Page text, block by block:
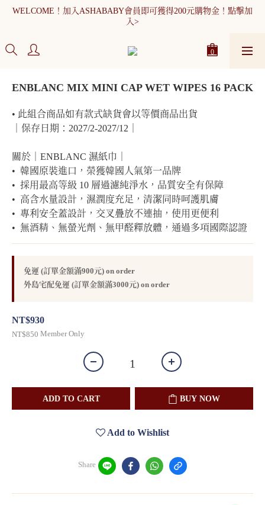
WELCOME！加入ASHABABY會員即可獲得200元購物金！點擊加
入>
全館消費滿900元免運
WELCOME！加入ASHABABY會員即可獲得200元購物金！點擊加
入>
ENBLANC MIX MINI CAP WET WIPES 16 PACK
• 此組合商品如有款式缺貨會以等價商品出貨
｜保存日期：2027/2-2027/12｜
關於｜ENBLANC 濕紙巾｜
•  韓國原裝進口，榮獲韓國人氣第一品牌
•  採用最高等級 10 層過濾純淨水，品質安全有保障
•  高含水量設計，濕潤度充足，清潔同時呵護肌膚
•  專利安全蓋設計，交叉疊放不連抽，使用更便利
•  無酒精、無螢光劑、無甲醛釋放體，通過多項國際認證
免運 (訂單金額滿900元) on order
外島宅配免運 (訂單金額滿3000元) on order
NT$930
NT$850 Member Only
ADD TO CART BUY NOW
Add to Wishlist
Share